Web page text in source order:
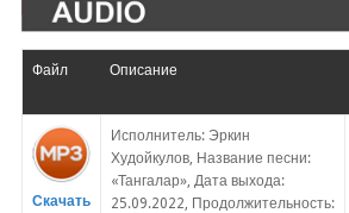
Файл Описание
Скачать
Исполнитель: Эркин
Худойкулов, Название песни:
«Тангалар», Дата выхода:
25.09.2022, Продолжительность: